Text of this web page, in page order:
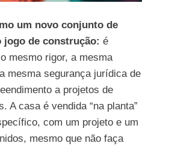
um novo conjunto de
jogo de construção: é
mesmo rigor, a mesma
mesma segurança jurídica de
a projetos de
A casa é vendida “na planta”
com um projeto e um
mesmo que não faça